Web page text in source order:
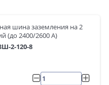
шина заземления на 2
(до 2400/2600 А)
2-120-8